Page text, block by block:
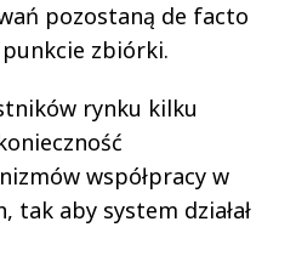
pozostaną de facto
zbiórki.
rynku kilku
współpracy w
tak aby system działał